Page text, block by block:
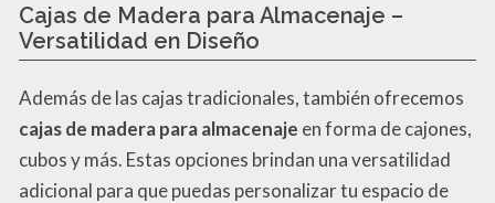
Cajas de Madera para Almacenaje –
Versatilidad en Diseño
Además de las cajas tradicionales, también ofrecemos
cajas de madera para almacenaje en forma de cajones,
cubos y más. Estas opciones brindan una versatilidad
adicional para que puedas personalizar tu espacio de